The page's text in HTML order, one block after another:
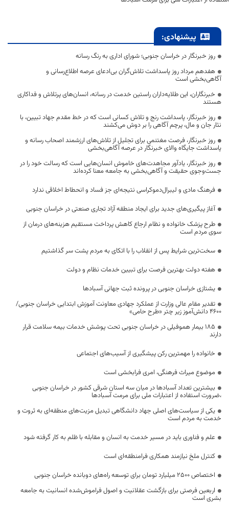
پیشنهادی:
روز خبرنگار در خراسان جنوبی؛ شورای اداری به رنگ رسانه
هفدهم مرداد روز پاسداشت تلاش‌گران بی‌ادعای عرصه اطلاع‌رسانی و
آگاهی‌بخشی است
خبرنگاران، این طلایه‌داران راستین خدمت در رسانه، انسان‌های پرتلاش و فداکاری
هستند
روز خبرنگار، پاسداشت رنج و تلاش کسانی است که در خط مقدم جهاد تبیین، با
نثار جان و مال، پرچم آگاهی را بر دوش می‌کشند
روز خبرنگار، فرصت مغتنمی برای تجلیل از تلاش‌های ارزشمند اصحاب رسانه و
پاسداشت جایگاه والای خبرنگار در عرصه آگاهی‌بخشی
روز خبرنگار، یادآور مجاهدت‌های خاموش انسان‌هایی است که رسالت خود را در
جست‌وجوی حقیقت و آگاهی‌بخشی به جامعه معنا کرده‌اند
فرهنگ مادی و لیبرال‌دموکراسی نتیجه‌ای جز فساد و انحطاط اخلاقی ندارد
آغاز پیگیری‌های جدید برای ایجاد منطقه آزاد تجاری صنعتی در خراسان جنوبی
طرح پزشک خانواده و نظام ارجاع کاهش پرداخت مستقیم هزینه‌های درمان از
سوی مردم است
سخت‌ترین شرایط پس از انقلاب را با اتکای به مردم پشت سر گذاشتیم
هفته دولت بهترین فرصت برای تبیین خدمات نظام و دولت
یشتازی خراسان جنوبی در پرونده ثبت جهانی آسبادها
تقدیر مقام عالی وزارت از عملکرد جهادی معاونت آموزش ابتدایی خراسان جنوبی/
۴۶۰۰ دانش‌آموز زیر چتر «طرح حامی»
۱۸۵ بیمار هموفیلی در خراسان جنوبی تحت پوشش خدمات بیمه سلامت قرار
دارند
خانواده را مهمترین رکن پیشگیری از آسیب‌های اجتماعی
موضوع میراث فرهنگی، امری فرابخشی است
بیشترین تعداد آسبادها در میان سه استان شرقی کشور در خراسان جنوبی
،ضرورت استفاده از اعتبارات ملی برای مرمت آسبادها
یکی از سیاست‌های اصلی جهاد دانشگاهی تبدیل مزیت‌های منطقه‌ای به ثروت و
خدمت به مردم است
علم و فناوری باید در مسیر خدمت به انسان و مقابله با ظلم به کار گرفته شود
کنترل ملخ نیازمند همکاری فرامنطقه‌ای است
اختصاص 2500 میلیارد تومان برای توسعه راه‌های دوبانده خراسان جنوبی
اربعین فرصتی برای بازگشت عقلانیت و اصول فراموش‌شده انسانیت به جامعه
بشری است